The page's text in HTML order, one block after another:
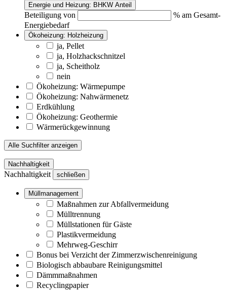
Energie und Heizung: BHKW Anteil
Beteiligung von
% am Gesamt-
Energiebedarf
Ökoheizung: Holzheizung
ja, Pellet
ja, Holzhackschnitzel
ja, Scheitholz
nein
Ökoheizung: Wärmepumpe
Ökoheizung: Nahwärmenetz
Erdkühlung
Ökoheizung: Geothermie
Wärmerückgewinnung
Alle Suchfilter anzeigen
Nachhaltigkeit
Nachhaltigkeit schließen
Müllmanagement
Maßnahmen zur Abfallvermeidung
Mülltrennung
Müllstationen für Gäste
Plastikvermeidung
Mehrweg-Geschirr
Bonus bei Verzicht der Zimmerzwischenreinigung
Biologisch abbaubare Reinigungsmittel
Dämmmaßnahmen
Recyclingpapier